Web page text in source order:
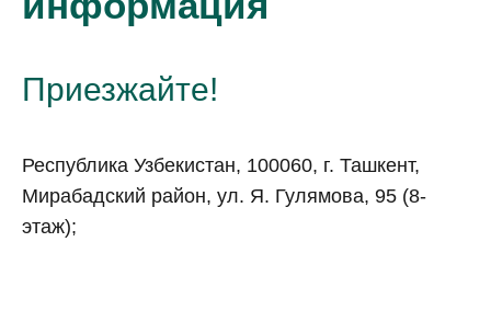
Приезжайте!
Республика Узбекистан, 100060, г. Ташкент,
Мирабадский район, ул. Я. Гулямова, 95 (8-
этаж);